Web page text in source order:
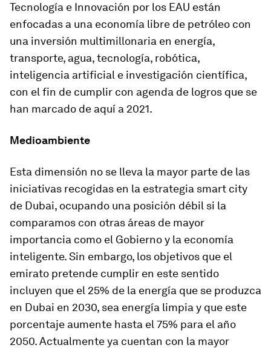
Tecnología e Innovación por los EAU están
enfocadas a una economía libre de petróleo con
una inversión multimillonaria en energía,
transporte, agua, tecnología, robótica,
inteligencia artificial e investigación científica,
con el fin de cumplir con agenda de logros que se
han marcado de aquí a 2021.
Medioambiente
Esta dimensión no se lleva la mayor parte de las
iniciativas recogidas en la estrategia smart city
de Dubai, ocupando una posición débil si la
comparamos con otras áreas de mayor
importancia como el Gobierno y la economía
inteligente. Sin embargo, los objetivos que el
emirato pretende cumplir en este sentido
incluyen que el 25% de la energía que se produzca
en Dubai en 2030, sea energía limpia y que este
porcentaje aumente hasta el 75% para el año
2050. Actualmente ya cuentan con la mayor